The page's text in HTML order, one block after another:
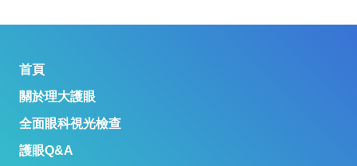
首頁
關於理大護眼
全面眼科視光檢查
護眼Q&A